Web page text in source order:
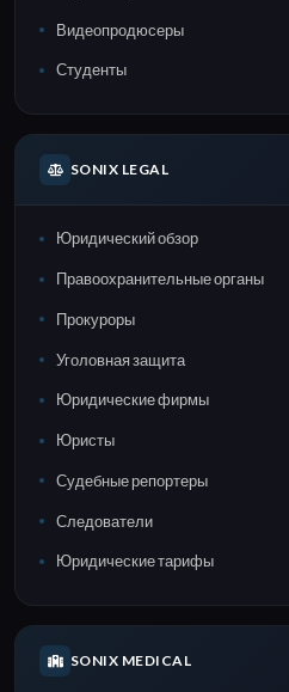
Видеопродюсеры
Студенты
SONIX LEGAL
Юридический обзор
Правоохранительные органы
Прокуроры
Уголовная защита
Юридические фирмы
Юристы
Судебные репортеры
Следователи
Юридические тарифы
SONIX MEDICAL